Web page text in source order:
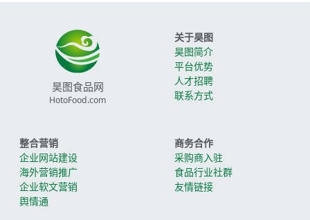
昊图食品网
HotoFood.com
关于昊图
昊图简介
平台优势
人才招聘
联系方式
整合营销
企业网站建设
海外营销推广
企业软文营销
舆情通
商务合作
采购商入驻
食品行业社群
友情链接